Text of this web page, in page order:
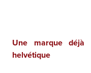
Une marque
helvétique